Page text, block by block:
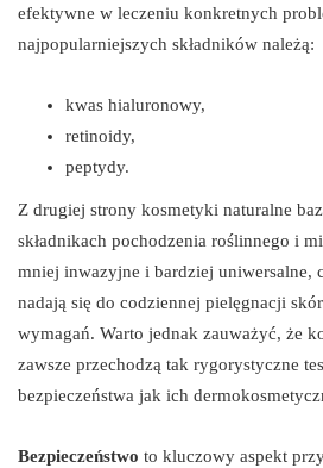
efektywne w leczeniu konkretnych
najpopularniejszych składników należą:
kwas hialuronowy,
retinoidy,
peptydy.
Z drugiej strony kosmetyki naturalne
składnikach pochodzenia roślinnego i
mniej inwazyjne i bardziej uniwersalne,
nadają się do codziennej pielęgnacji
wymagań. Warto jednak zauważyć, że
zawsze przechodzą tak rygorystyczne
bezpieczeństwa jak ich
Bezpieczeństwo to kluczowy aspekt